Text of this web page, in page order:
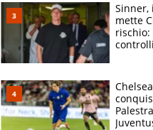
Sinner,
mette
rischio:
controlli
Open